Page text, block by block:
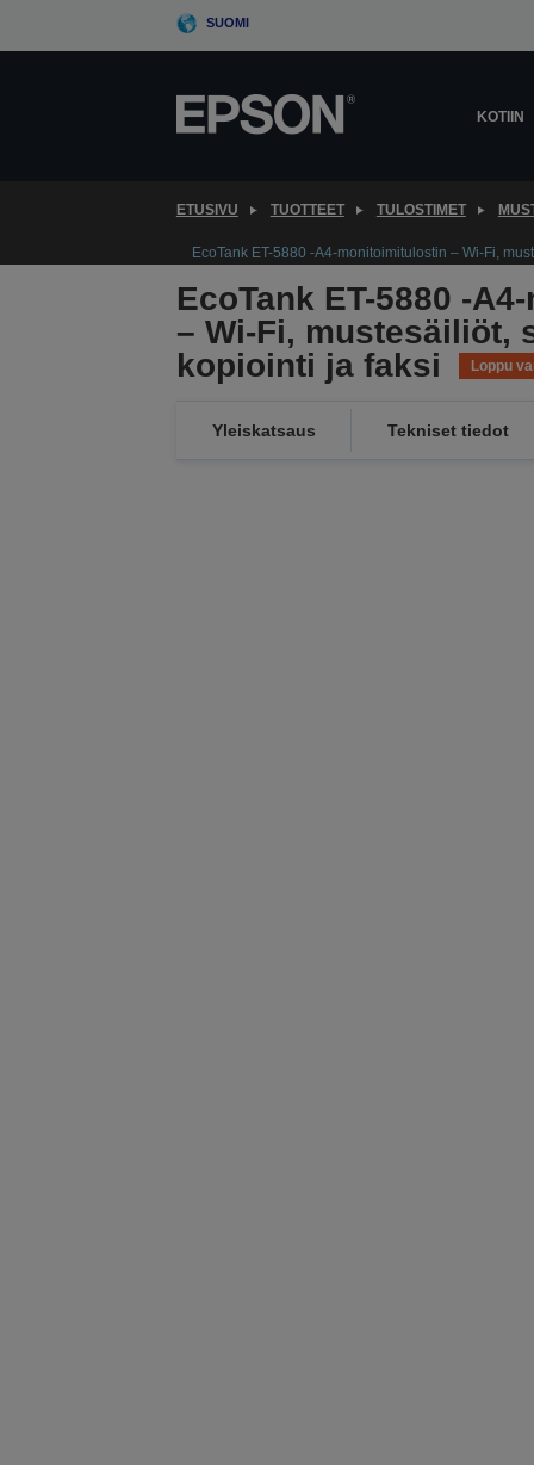
SUOMI
KOTIIN
ETUSIVU TUOTTEET TULOSTIMET
EcoTank ET-5880 -A4-monitoimitulostin – Wi-Fi,
EcoTank ET-5880 -
– Wi-Fi, mustesäiliöt,
kopiointi ja faksi
Loppu
Yleiskatsaus Tekniset tiedot